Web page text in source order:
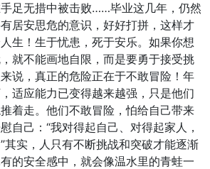
足无措中被击败……毕业这几年，仍然
居安思危的意识，好好打拼，这样才
生！生于忧患，死于安乐。如果你想
就不能画地自限，而是要勇于接受挑
说，真正的危险正在于不敢冒险！年
适应能力已变得越来越强，只是他们
着走。他们不敢冒险，怕给自己带来
自己：“我对得起自己、对得起家人，
其实，人只有不断挑战和突破才能逐渐
的安全感中，就会像温水里的青蛙一